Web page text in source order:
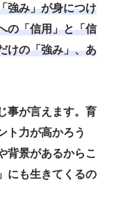
強み」が身につけ
の「信用」と「信
けの「強み」、あ
事が言えます。育
ト力が高かろう
背景があるからこ
にも生きてくるの